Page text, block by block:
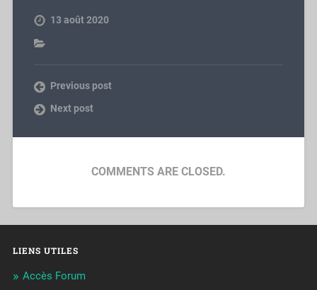
13 août 2020
Previous post
Next post
COMMENTS ARE CLOSED.
LIENS UTILES
Accès Forum